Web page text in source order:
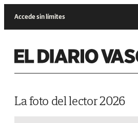
Accede sin límites
La foto del lector 2026